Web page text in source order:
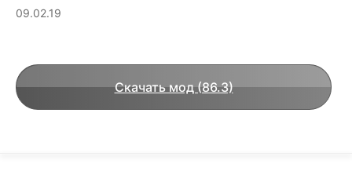
09.02.19
Скачать мод (86.3)